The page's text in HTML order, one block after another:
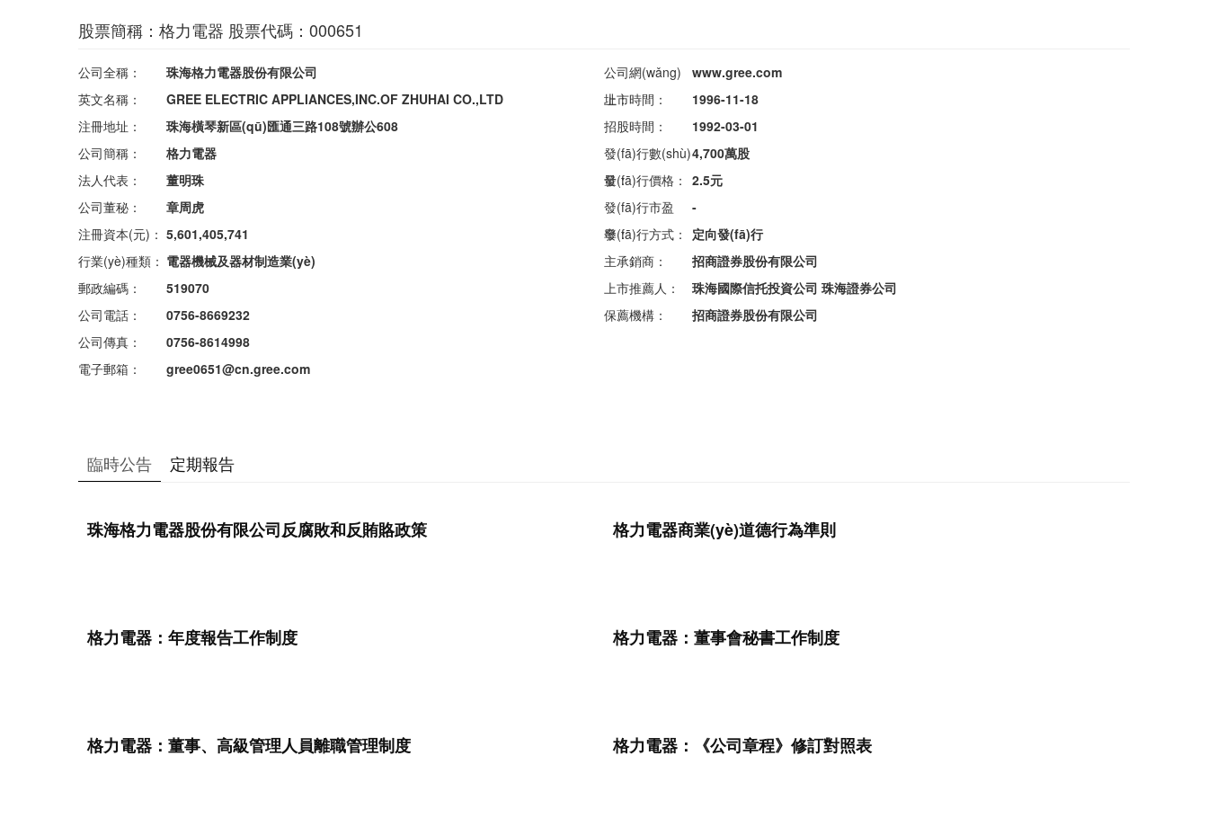
股票簡稱：格力電器 股票代碼：000651
公司全稱： 珠海格力電器股份有限公司
公司網(wǎng)
址：
www.gree.com
英文名稱：
GREE ELECTRIC APPLIANCES,INC.OF ZHUHAI CO.,LTD 上市時間：
1996-11-18
注冊地址：
珠海橫琴新區(qū)匯通三路108號辦公608 招股時間：
1992-03-01
公司簡稱：
格力電器
發(fā)行數(shù)
量：
4,700萬股
法人代表：
董明珠 發(fā)行價格： 2.5元
公司董秘：
章周虎
發(fā)行市盈
率：
-
注冊資本(元)： 5,601,405,741 發(fā)行方式：
定向發(fā)行
行業(yè)種類： 電器機械及器材制造業(yè) 主承銷商：
招商證券股份有限公司
郵政編碼：
519070 上市推薦人：
珠海國際信托投資公司 珠海證券公司
公司電話：
0756-8669232 保薦機構：
招商證券股份有限公司
公司傳真：
0756-8614998
電子郵箱：
gree0651@cn.gree.com
臨時公告 定期報告
珠海格力電器股份有限公司反腐敗和反賄賂政策 格力電器商業(yè)道德行為準則
格力電器：年度報告工作制度 格力電器：董事會秘書工作制度
格力電器：董事、高級管理人員離職管理制度 格力電器：《公司章程》修訂對照表